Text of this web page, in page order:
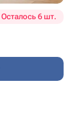
Осталось 6 шт.